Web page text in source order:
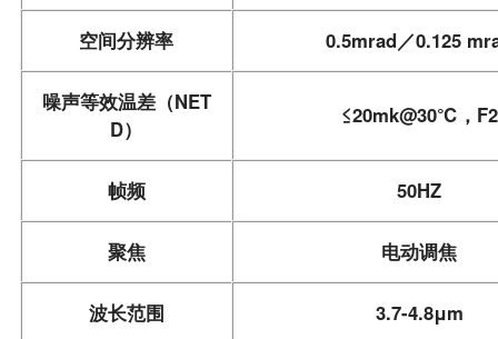
空间分辨率 0.5mrad／0.125
噪声等效温差（NET
D）
≤20mk@30℃，F2
帧频 50HZ
聚焦 电动调焦
波长范围 3.7-4.8μm